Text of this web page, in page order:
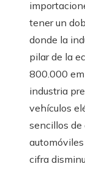
tener un
donde la
pilar de la
800.000
industria
vehículos
sencillos de
cifra